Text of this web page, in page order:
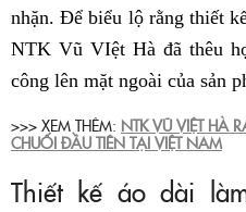
nhặn. Để biểu lộ rằng thiết
NTK Vũ VIệt Hà đã thêu
công lên mặt ngoài của sản
>>> XEM THÊM: NTK VŨ VIỆT HÀ
CHUỐI ĐẦU TIÊN TẠI VIỆT NAM
Thiết kế áo dài